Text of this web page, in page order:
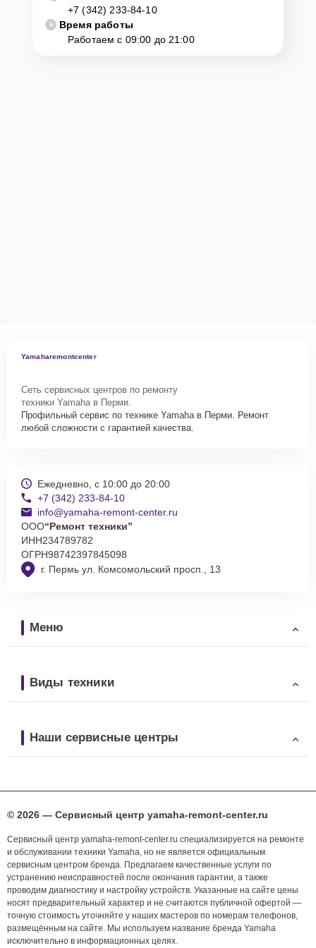
диагностику и ремонт. Для этого нужно позвонить по телефону
горячей линии или оставить заявку, согласовать удобное время и
подъехать по адресу: г. Пермь, ул. Комсомольский просп., 13.
+7 (342) 233-84-10
Время работы
Работаем с 09:00 до 21:00
Yamaharemontcenter
Сеть сервисных центров по ремонту
техники Yamaha в Перми.
Профильный сервис по технике Yamaha в Перми. Ремонт
любой сложности с гарантией качества.
г. Пермь ул. Комсомольский просп., 13
Ежедневно, с 10:00 до 20:00
+7 (342) 233-84-10
info@yamaha-remont-center.ru
ООО“Ремонт техники”
ИНН234789782
ОГРН98742397845098
Меню
Виды техники
Наши сервисные центры
© 2026 — Сервисный центр yamaha-remont-center.ru
Сервисный центр yamaha-remont-center.ru специализируется на ремонте
и обслуживании техники Yamaha, но не является официальным
сервисным центром бренда. Предлагаем качественные услуги по
устранению неисправностей после окончания гарантии, а также
проводим диагностику и настройку устройств. Указанные на сайте цены
носят предварительный характер и не считаются публичной офертой —
точную стоимость уточняйте у наших мастеров по номерам телефонов,
размещённым на сайте. Мы используем название бренда Yamaha
исключительно в информационных целях.